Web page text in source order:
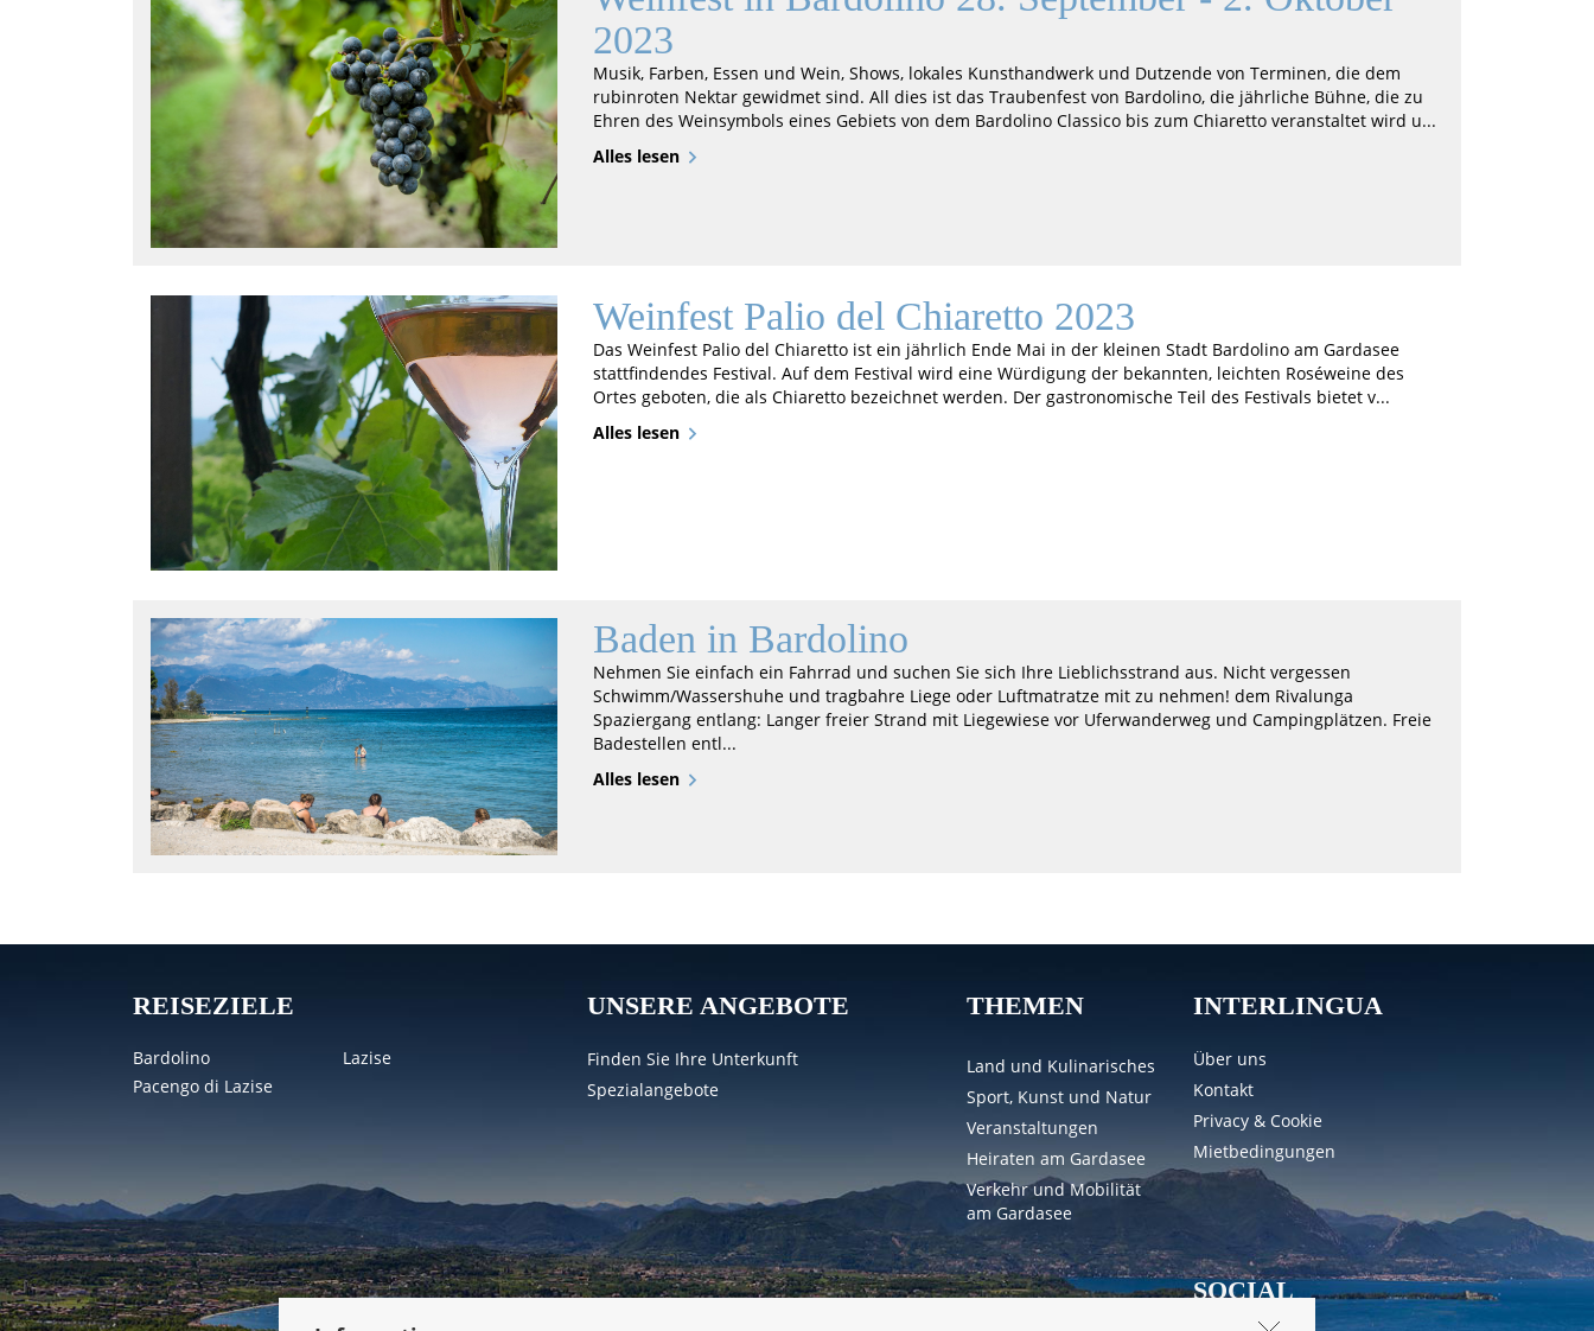
2023
Musik, Farben, Essen und Wein, Shows, lokales Kunsthandwerk und Dutzende von Terminen, die dem
rubinroten Nektar gewidmet sind. All dies ist das Traubenfest von Bardolino, die jährliche Bühne, die zu
Ehren des Weinsymbols eines Gebiets von dem Bardolino Classico bis zum Chiaretto veranstaltet wird u...
Alles lesen
Weinfest Palio del Chiaretto 2023
Das Weinfest Palio del Chiaretto ist ein jährlich Ende Mai in der kleinen Stadt Bardolino am Gardasee
stattfindendes Festival. Auf dem Festival wird eine Würdigung der bekannten, leichten Roséweine des
Ortes geboten, die als Chiaretto bezeichnet werden. Der gastronomische Teil des Festivals bietet v...
Alles lesen
Baden in Bardolino
Nehmen Sie einfach ein Fahrrad und suchen Sie sich Ihre Lieblichsstrand aus. Nicht vergessen
Schwimm/Wassershuhe und tragbahre Liege oder Luftmatratze mit zu nehmen! dem Rivalunga
Spaziergang entlang: Langer freier Strand mit Liegewiese vor Uferwanderweg und Campingplätzen. Freie
Badestellen entl...
Alles lesen
REISEZIELE
Bardolino
Lazise
Pacengo di Lazise
UNSERE ANGEBOTE
Finden Sie Ihre Unterkunft
Spezialangebote
THEMEN
Land und Kulinarisches
Sport, Kunst und Natur
Veranstaltungen
Heiraten am Gardasee
Verkehr und Mobilität
am Gardasee
INTERLINGUA
Über uns
Kontakt
Privacy & Cookie
Mietbedingungen
SOCIAL